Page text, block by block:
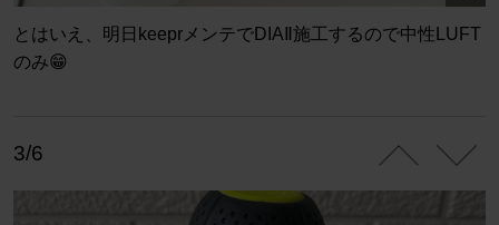
とはいえ、明日keeprメンテでDIAⅡ施工するので中性LUFT
のみ😁
3/6